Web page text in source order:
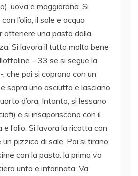
uova e maggiorana. Si
l’olio, il sale e acqua
ottenere una pasta dalla
Si lavora il tutto molto bene
– 33 se si segue la
che poi si coprono con un
sopra uno asciutto e lasciano
d’ora. Intanto, si lessano
e si insaporiscono con il
l’olio. Si lavora la ricotta con
pizzico di sale. Poi si tirano
con la pasta: la prima va
unta e infarinata. Va